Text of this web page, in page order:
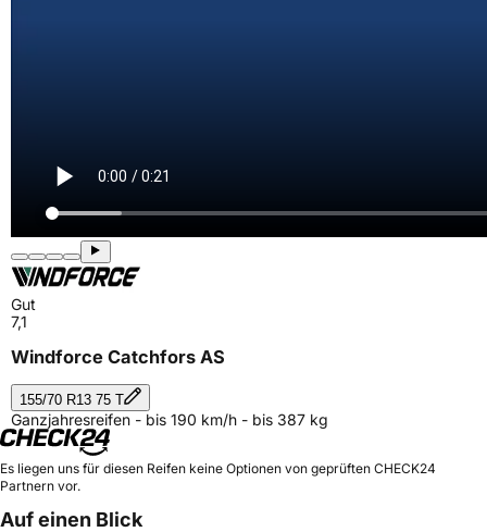
Gut
7,1
Windforce Catchfors AS
155/70 R13 75 T
Ganzjahresreifen - bis 190 km/h - bis 387 kg
Es liegen uns für diesen Reifen keine Optionen von geprüften CHECK24
Partnern vor.
Auf einen Blick